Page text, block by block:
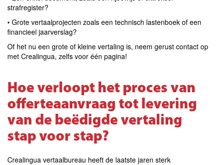
strafregister?
• Grote vertaalprojecten zoals een technisch lastenboek of een
financieel jaarverslag?
Of het nu een grote of kleine vertaling is, neem gerust contact op
met Crealingua, zelfs voor één pagina!
Hoe verloopt het proces van
offerteaanvraag tot levering
van de beëdigde vertaling
stap voor stap?
Crealingua vertaalbureau heeft de laatste jaren sterk